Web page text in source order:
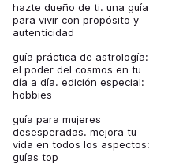
hazte dueño de ti. una guía
para vivir con propósito y
autenticidad
guía práctica de astrología:
el poder del cosmos en tu
día a día. edición especial:
hobbies
guía para mujeres
desesperadas. mejora tu
vida en todos los aspectos:
guías top